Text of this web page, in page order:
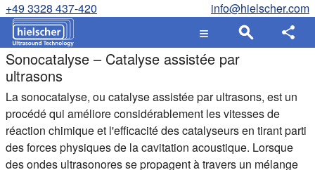
+49 3328 437-420 info@hielscher.com
Sonocatalyse – Catalyse assistée par
ultrasons
La sonocatalyse, ou catalyse assistée par ultrasons, est un
procédé qui améliore considérablement les vitesses de
réaction chimique et l'efficacité des catalyseurs en tirant parti
des forces physiques de la cavitation acoustique. Lorsque
des ondes ultrasonores se propagent à travers un mélange